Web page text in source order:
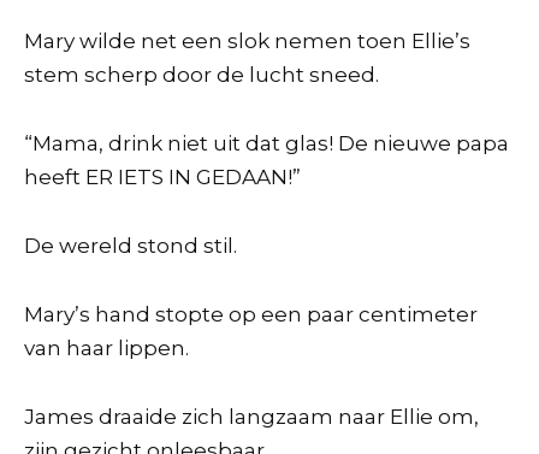
Mary wilde net een slok nemen toen Ellie’s
stem scherp door de lucht sneed.
“Mama, drink niet uit dat glas! De nieuwe papa
heeft ER IETS IN GEDAAN!”
De wereld stond stil.
Mary’s hand stopte op een paar centimeter
van haar lippen.
James draaide zich langzaam naar Ellie om,